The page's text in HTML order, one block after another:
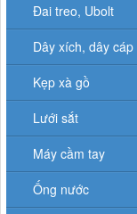
Đai treo, Ubolt
Dây xích, dây cáp
Kẹp xà gồ
Lưới sắt
Máy cầm tay
Ống nước